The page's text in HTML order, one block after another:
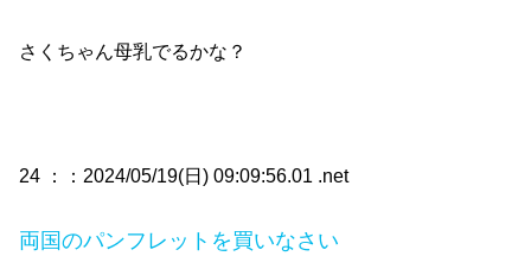
さくちゃん母乳でるかな？
24 ： ：2024/05/19(日) 09:09:56.01 .net
両国のパンフレットを買いなさい